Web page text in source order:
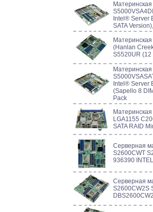
Intel® Server
SATA
(Hanlan
S5520UR (12
Intel® Server
(Sapello 8
Pack
LGA1155
SATA RAID
Серверная
S2600CWT
936390 INTEL
Серверная
S2600CW2S